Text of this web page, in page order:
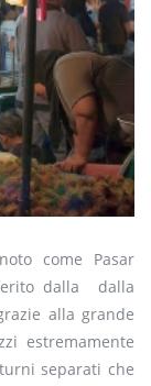
come Pasar
dalla dalla
alla grande
estremamente
separati che